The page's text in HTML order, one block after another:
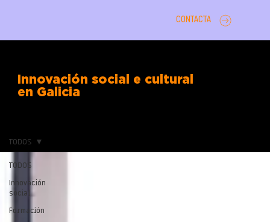
CONTACTA
Innovación social e cultural
en Galicia
TODOS
Innovación
social
Formación
TODOS